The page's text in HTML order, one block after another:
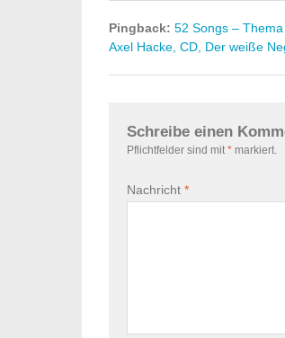
Pingback: 52 Songs –
Axel Hacke, CD, Der weiße
Schreibe einen
Pflichtfelder sind mit * markiert.
Nachricht *